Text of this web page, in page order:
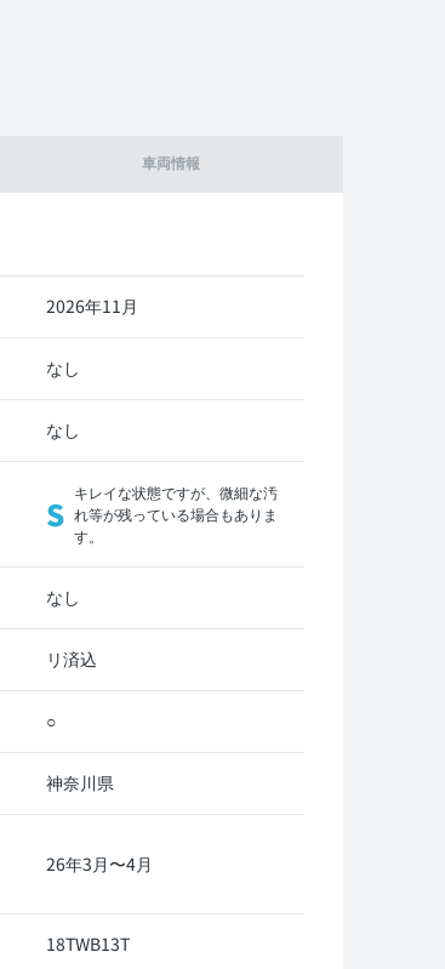
車両情報
2026年11月
なし
なし
S
キレイな状態ですが、微細な汚
れ等が残っている場合もありま
す。
なし
リ済込
○
神奈川県
26年3月〜4月
18TWB13T